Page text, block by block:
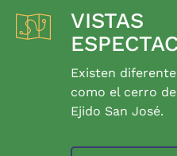
VISTAS
Existen
como el cerro
Ejido San José.